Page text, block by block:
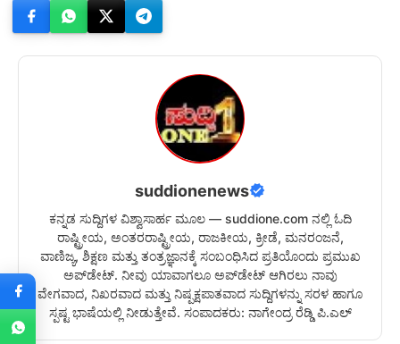
suddionenews
ಕನ್ನಡ ಸುದ್ದಿಗಳ ವಿಶ್ವಾಸಾರ್ಹ ಮೂಲ — suddione.com ನಲ್ಲಿ ಓದಿ
ರಾಷ್ಟ್ರೀಯ, ಅಂತರರಾಷ್ಟ್ರೀಯ, ರಾಜಕೀಯ, ಕ್ರೀಡೆ, ಮನರಂಜನೆ,
ವಾಣಿಜ್ಯ, ಶಿಕ್ಷಣ ಮತ್ತು ತಂತ್ರಜ್ಞಾನಕ್ಕೆ ಸಂಬಂಧಿಸಿದ ಪ್ರತಿಯೊಂದು ಪ್ರಮುಖ
ಅಪ್‌ಡೇಟ್. ನೀವು ಯಾವಾಗಲೂ ಅಪ್‌ಡೇಟ್ ಆಗಿರಲು ನಾವು
ವೇಗವಾದ, ನಿಖರವಾದ ಮತ್ತು ನಿಷ್ಪಕ್ಷಪಾತವಾದ ಸುದ್ದಿಗಳನ್ನು ಸರಳ ಹಾಗೂ
ಸ್ಪಷ್ಟ ಭಾಷೆಯಲ್ಲಿ ನೀಡುತ್ತೇವೆ. ಸಂಪಾದಕರು: ನಾಗೇಂದ್ರ ರೆಡ್ಡಿ ಪಿ.ಎಲ್